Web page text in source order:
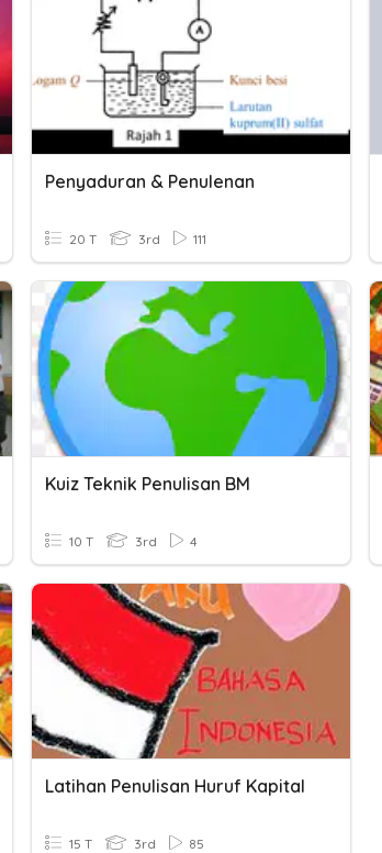
Penyaduran & Penulenan
20 T 3rd 111
Kuiz Teknik Penulisan BM
10 T 3rd 4
Latihan Penulisan Huruf Kapital
15 T 3rd 85